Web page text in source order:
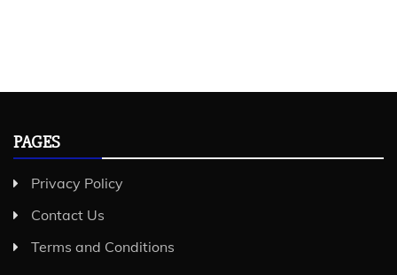
PAGES
Privacy Policy
Contact Us
Terms and Conditions